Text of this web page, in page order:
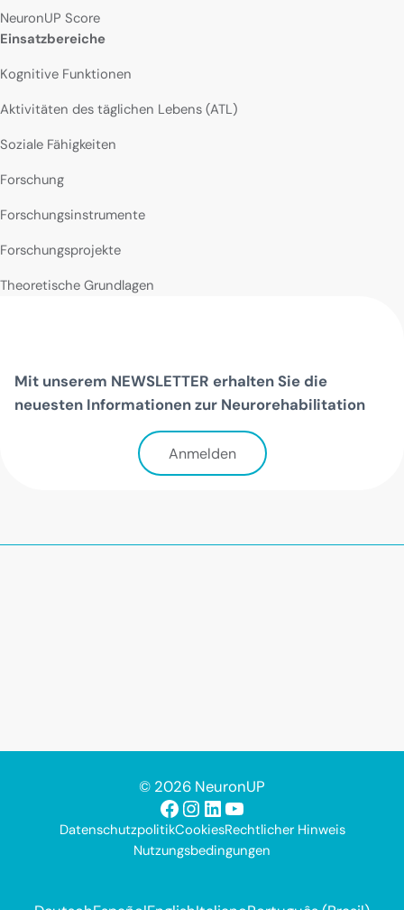
NeuronUP Score
Einsatzbereiche
Kognitive Funktionen
Aktivitäten des täglichen Lebens (ATL)
Soziale Fähigkeiten
Forschung
Forschungsinstrumente
Forschungsprojekte
Theoretische Grundlagen
Mit unserem NEWSLETTER erhalten Sie die
neuesten Informationen zur Neurorehabilitation
Anmelden
© 2026 NeuronUP
Facebook
Instagram
LinkedIn
YouTube
DatenschutzpolitikCookiesRechtlicher Hinweis
Nutzungsbedingungen